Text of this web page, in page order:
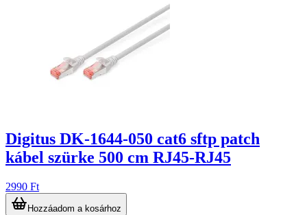
Digitus DK-1644-050 cat6 sftp patch
kábel szürke 500 cm RJ45-RJ45
2990 Ft
Hozzáadom a kosárhoz